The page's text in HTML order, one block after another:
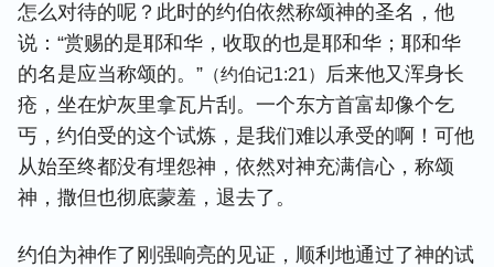
怎么对待的呢？此时的约伯依然称颂神的圣名，他
说：“赏赐的是耶和华，收取的也是耶和华；耶和华
的名是应当称颂的。” （约伯记1:21）
后来他又浑身长
疮，坐在炉灰里拿瓦片刮。一个东方首富却像个乞
丐，约伯受的这个试炼，是我们难以承受的啊！可他
从始至终都没有埋怨神，依然对神充满信心，称颂
神，撒但也彻底蒙羞，退去了。
约伯为神作了刚强响亮的见证，顺利地通过了神的试